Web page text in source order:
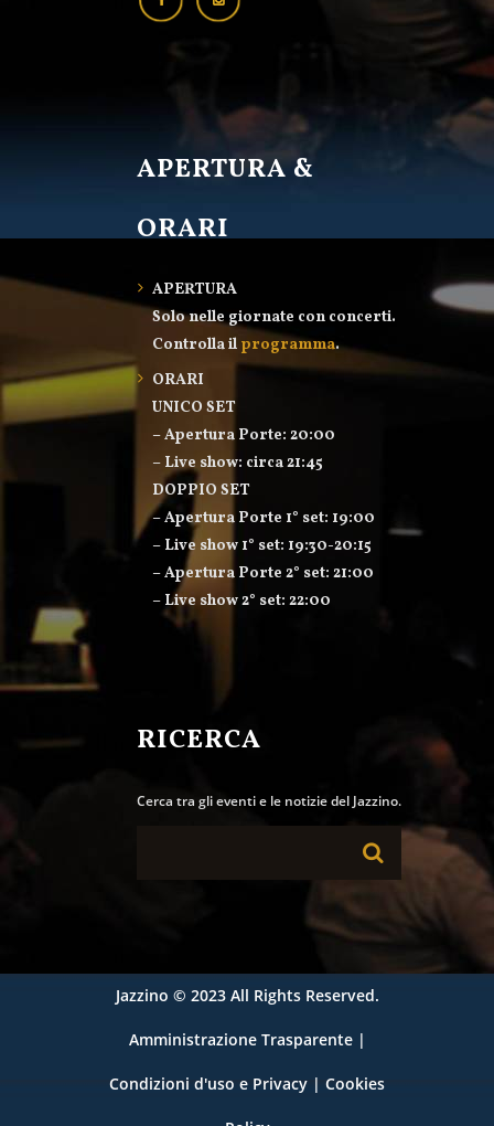
APERTURA &
ORARI
APERTURA
Solo nelle giornate con concerti.
Controlla il programma.
ORARI
UNICO SET
– Apertura Porte: 20:00
– Live show: circa 21:45
DOPPIO SET
– Apertura Porte 1° set: 19:00
– Live show 1° set: 19:30-20:15
– Apertura Porte 2° set: 21:00
– Live show 2° set: 22:00
RICERCA
Cerca tra gli eventi e le notizie del Jazzino.
Jazzino © 2023 All Rights Reserved.
Amministrazione Trasparente|
Condizioni d'uso e Privacy | Cookies